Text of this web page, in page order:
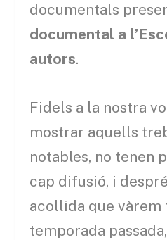
documentals
documental a
autors.
Fidels a la nostra
mostrar aquells
notables, no tenen
cap difusió, i
acollida que vàrem
temporada